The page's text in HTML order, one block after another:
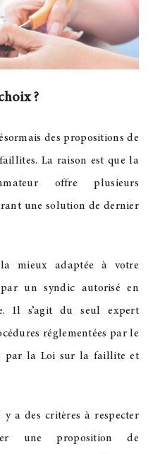
?
des propositions de
La raison est que la
offre plusieurs
une solution de dernier
mieux adaptée à votre
un syndic autorisé en
Il s’agit du seul expert
réglementées par le
par la Loi sur la faillite et
a des critères à respecter
une proposition de